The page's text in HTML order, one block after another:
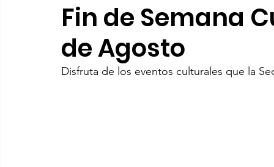
Fin de Semana
de Agosto
Disfruta de los eventos culturales que la